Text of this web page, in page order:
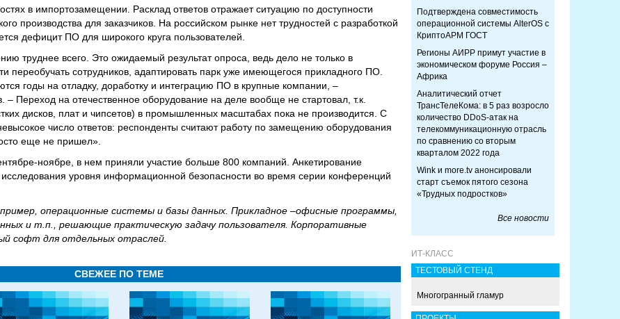
в импортозамещении. Расклад ответов отражает ситуацию по доступности
производства для заказчиков. На российском рынке нет трудностей с разработкой
дефицит ПО для широкого круга пользователей.
труднее всего. Это ожидаемый результат опроса, ведь дело не только в
переобучать сотрудников, адаптировать парк уже имеющегося прикладного ПО.
годы на отладку, доработку и интеграцию ПО в крупные компании, –
Переход на отечественное оборудование на деле вообще не стартовал, т.к.
дисков, плат и чипсетов) в промышленных масштабах пока не производится. С
число ответов: респонденты считают работу по замещению оборудования
еще не пришел».
ноябре, в нем приняли участие больше 800 компаний. Анкетирование
исследования уровня информационной безопасности во время серии конференций
операционные системы и базы данных. Прикладное –офисные программы,
и т.п., решающие практическую задачу пользователя. Корпоративные
софт для отдельных отраслей.
СВЕЖЕЕ ПО ТЕМЕ
Подтверждена совместимость
операционной системы AlterOS с
КриптоАРМ ГОСТ
Регионы АИРР примут участие в
экономическом форуме Россия –
Африка
Аналитический отчет
ТрансТелеКома: в 5 раз возросло
количество DDoS-атак на
телекоммуникационную отрасль
по сравнению со вторым
кварталом 2022 года
Wink и more.tv анонсировали
старт съемок пятого сезона
«Трудных подростков»
Все новости
ИТ-КЛАСС
ТЕСТОВЫЙ СТЕНД
Многогранный гламур